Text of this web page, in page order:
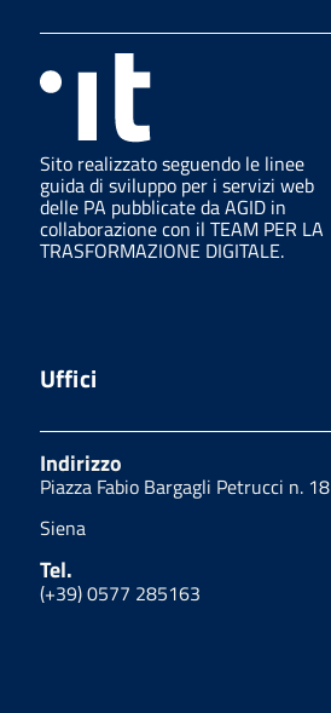
Sito realizzato seguendo le linee
guida di sviluppo per i servizi web
delle PA pubblicate da AGID in
collaborazione con il TEAM PER LA
TRASFORMAZIONE DIGITALE.
Uffici
Indirizzo
Piazza Fabio Bargagli Petrucci n. 18
Siena
Tel.
(+39) 0577 285163